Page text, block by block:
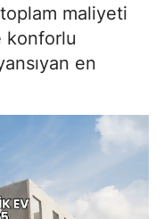
maliyeti
konforlu
en